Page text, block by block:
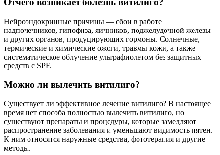
Отчего возникает болезнь витилиго?
Нейроэндокринные причины — сбои в работе
надпочечников, гипофиза, яичников, поджелудочной железы
и других органов, продуцирующих гормоны. Солнечные,
термические и химические ожоги, травмы кожи, а также
систематическое облучение ультрафиолетом без защитных
средств с SPF.
Можно ли вылечить витилиго?
Существует ли эффективное лечение витилиго? В настоящее
время нет способа полностью вылечить витилиго, но
существуют препараты и процедуры, которые замедляют
распространение заболевания и уменьшают видимость пятен.
К ним относятся наружные средства, фототерапия и другие
методы.